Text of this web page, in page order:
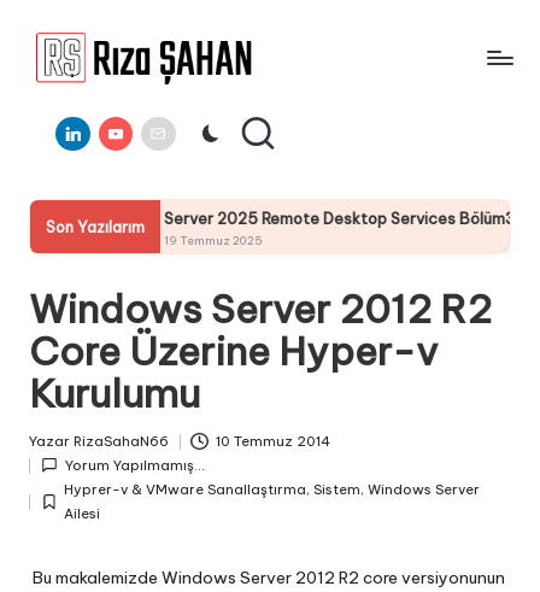
a
Ş
A
H
A
N
Bilgi
Paylaşım
LinkedinYoutube
E-
Mail
Son Yazılarım
Server 2025 Remote Desktop Services Bölüm3 : RemoteApp
19 Temmuz 2025
Windows Server 2012 R2
Core Üzerine Hyper-v
Kurulumu
by
Yazar RizaSahaN66
10 Temmuz 2014
Yorum Yapılmamış...
Posted
Hyprer-v & VMware Sanallaştırma,Sistem,Windows Server
Ailesi
Bu makalemizde Windows Server 2012 R2 core versiyonunun